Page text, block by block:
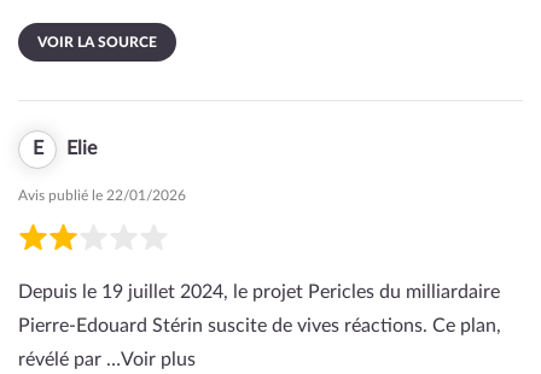
VOIR LA SOURCE
E Elie
Avis publié le 22/01/2026
Depuis le 19 juillet 2024, le projet Pericles du milliardaire
Pierre-Edouard Stérin suscite de vives réactions. Ce plan,
révélé par …Voir plus